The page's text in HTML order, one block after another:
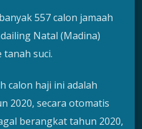
557 calon jamaah
Natal (Madina)
suci.
calon haji ini adalah
2020, secara otomatis
berangkat tahun 2020,